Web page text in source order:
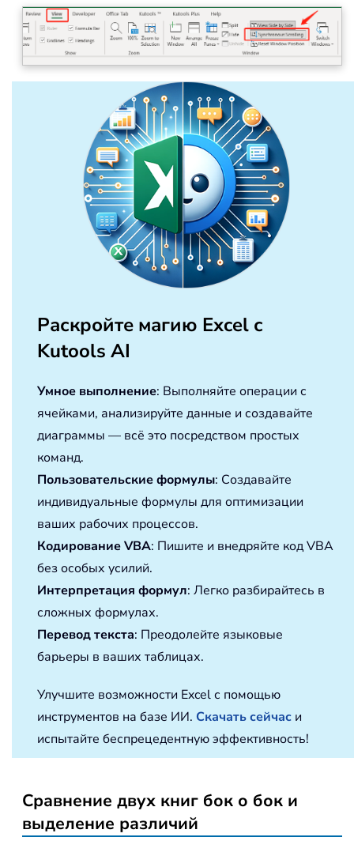
Раскройте магию Excel с
Kutools AI
Умное выполнение: Выполняйте операции с
ячейками, анализируйте данные и создавайте
диаграммы — всё это посредством простых
команд.
Пользовательские формулы: Создавайте
индивидуальные формулы для оптимизации
ваших рабочих процессов.
Кодирование VBA: Пишите и внедряйте код VBA
без особых усилий.
Интерпретация формул: Легко разбирайтесь в
сложных формулах.
Перевод текста: Преодолейте языковые
барьеры в ваших таблицах.
Улучшите возможности Excel с помощью
инструментов на базе ИИ. Скачать сейчас и
испытайте беспрецедентную эффективность!
Сравнение двух книг бок о бок и
выделение различий